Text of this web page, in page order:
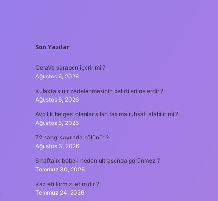
SIDEBAR
Son Yazılar
CeraVe paraben içerir mi ?
Ağustos 6, 2026
Kulakta sinir zedelenmesinin belirtileri nelerdir ?
Ağustos 6, 2026
Avcılık belgesi olanlar silah taşıma ruhsatı alabilir mi ?
Ağustos 5, 2026
72 hangi sayılarla bölünür ?
Ağustos 3, 2026
6 haftalık bebek neden ultrasonda görünmez ?
Temmuz 30, 2026
Kaz eti kırmızı et midir ?
Temmuz 24, 2026